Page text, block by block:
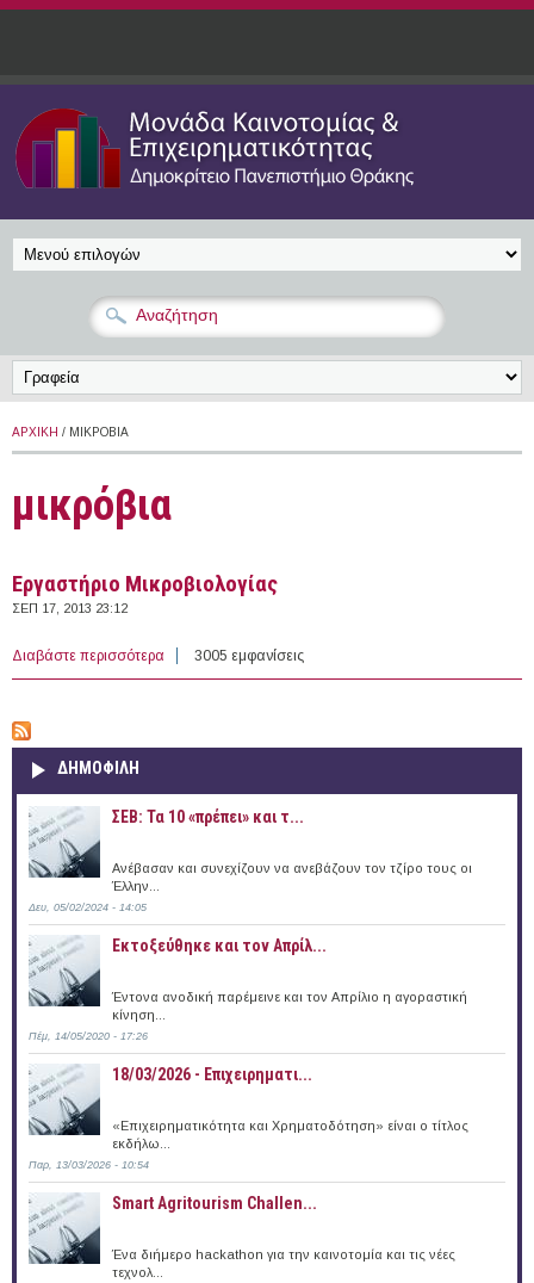
Παράκαμψη προς το κυρίως περιεχόμενο
ΑΡΧΙΚΉ / ΜΙΚΡΌΒΙΑ
μικρόβια
Εργαστήριο Μικροβιολογίας
ΣΕΠ 17, 2013 23:12
Διαβάστε περισσότερα για Εργαστήριο Μικροβιολογίας
3005 εμφανίσεις
ΔΗΜΟΦΙΛΗ
ΣΕΒ: Τα 10 «πρέπει» και τ...
Ανέβασαν και συνεχίζουν να ανεβάζουν τον τζίρο τους οι
Έλλην...
Δευ, 05/02/2024 - 14:05
Εκτοξεύθηκε και τον Απρίλ...
Έντονα ανοδική παρέμεινε και τον Απρίλιο η αγοραστική
κίνηση...
Πέμ, 14/05/2020 - 17:26
18/03/2026 - Επιχειρηματι...
«Επιχειρηματικότητα και Χρηματοδότηση» είναι ο τίτλος
εκδήλω...
Παρ, 13/03/2026 - 10:54
Smart Agritourism Challen...
Ένα διήμερο hackathon για την καινοτομία και τις νέες
τεχνολ...